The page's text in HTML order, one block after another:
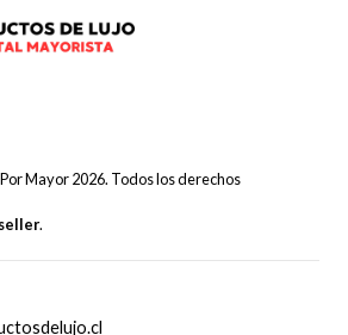
Mayor 2026. Todos los derechos
.